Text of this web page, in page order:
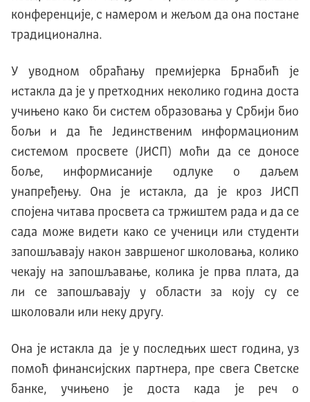
конференције, с намером и жељом да она постане
традиционална.
У уводном обраћању премијерка Брнабић је
истакла да је у претходних неколико година доста
учињено како би систем образовања у Србији био
бољи и да ће Јединственим информационим
системом просвете (ЈИСП) моћи да се доносе
боље, информисаније одлуке о даљем
унапређењу. Она је истакла, да је кроз ЈИСП
спојена читава просвета са тржиштем рада и да се
сада може видети како се ученици или студенти
запошљавају након завршеног школовања, колико
чекају на запошљавање, колика је прва плата, да
ли се запошљавају у области за коју су се
школовали или неку другу.
Она је истакла да је у последњих шест година, уз
помоћ финансијских партнера, пре свега Светске
банке, учињено је доста када је реч о